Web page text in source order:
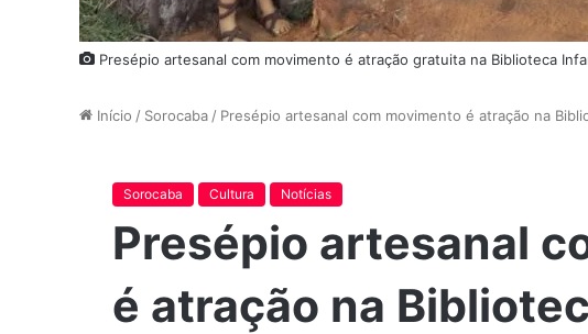
Presépio artesanal com movimento é atração gratuita na Biblioteca
Início / Sorocaba / Presépio artesanal com movimento é atração na
Sorocaba Cultura Notícias
Presépio artesanal
é atração na